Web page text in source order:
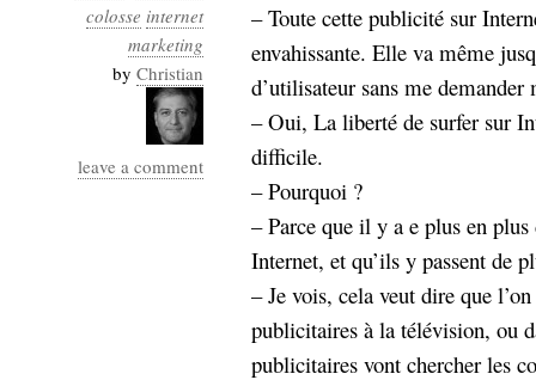
colosse internet
marketing
by Christian
leave a comment
– Toute cette publicité sur
envahissante. Elle va même
d’utilisateur sans me demander
– Oui, La liberté de surfer sur
difficile.
– Pourquoi ?
– Parce que il y a e plus en
Internet, et qu’ils y passent de
– Je vois, cela veut dire que
publicitaires à la télévision, ou
publicitaires vont chercher les